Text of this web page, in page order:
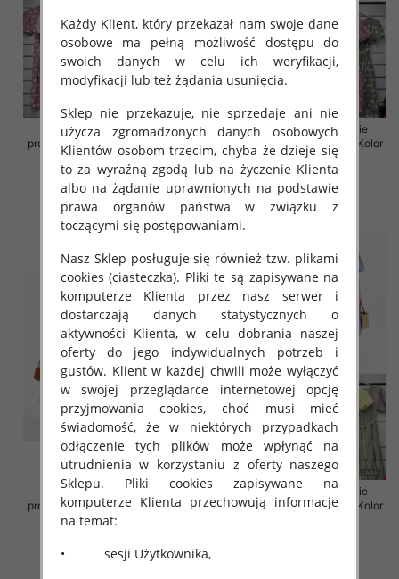
Sukienki damskie (Włoskie
produkt) Roz Standard, Mix Kolor
Paczka 5 szt
43.00 zł
szczegóły
Sukienki damskie (Włoskie
produkt) Roz Standard, Mix Kolor
Paczka 5 szt
43.00 zł
szczegóły
Sukienki damskie (Włoskie
produkt) Roz Standard, Mix Kolor
Paczka 5 szt
43.00 zł
Sukienki damskie (Włoskie
produkt) Roz Standard, Mix Kolor
Każdy Klient, który przekazał nam swoje dane
osobowe ma pełną możliwość dostępu do
swoich danych w celu ich weryfikacji,
modyfikacji lub też żądania usunięcia.
Sklep nie przekazuje, nie sprzedaje ani nie
użycza zgromadzonych danych osobowych
Klientów osobom trzecim, chyba że dzieje się
to za wyraźną zgodą lub na życzenie Klienta
albo na żądanie uprawnionych na podstawie
prawa organów państwa w związku z
toczącymi się postępowaniami.
Nasz Sklep posługuje się również tzw. plikami
cookies (ciasteczka). Pliki te są zapisywane na
komputerze Klienta przez nasz serwer i
dostarczają danych statystycznych o
aktywności Klienta, w celu dobrania naszej
oferty do jego indywidualnych potrzeb i
gustów. Klient w każdej chwili może wyłączyć
w swojej przeglądarce internetowej opcję
przyjmowania cookies, choć musi mieć
świadomość, że w niektórych przypadkach
odłączenie tych plików może wpłynąć na
utrudnienia w korzystaniu z oferty naszego
Sklepu. Pliki cookies zapisywane na
komputerze Klienta przechowują informacje
na temat:
• sesji Użytkownika,